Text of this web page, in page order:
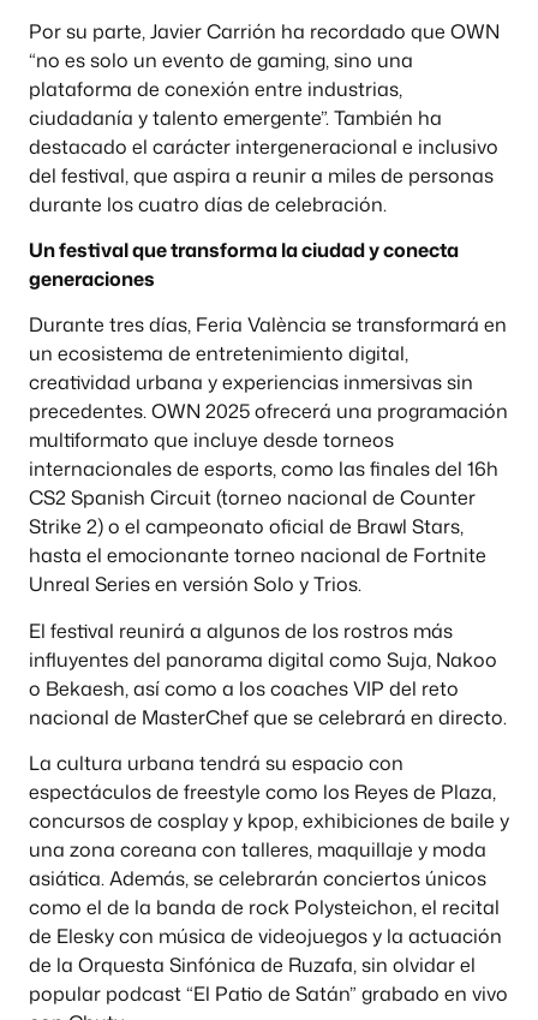
Por su parte, Javier Carrión ha recordado que OWN
“no es solo un evento de gaming, sino una
plataforma de conexión entre industrias,
ciudadanía y talento emergente”. También ha
destacado el carácter intergeneracional e inclusivo
del festival, que aspira a reunir a miles de personas
durante los cuatro días de celebración.
Un festival que transforma la ciudad y conecta
generaciones
Durante tres días, Feria València se transformará en
un ecosistema de entretenimiento digital,
creatividad urbana y experiencias inmersivas sin
precedentes. OWN 2025 ofrecerá una programación
multiformato que incluye desde torneos
internacionales de esports, como las finales del 16h
CS2 Spanish Circuit (torneo nacional de Counter
Strike 2) o el campeonato oficial de Brawl Stars,
hasta el emocionante torneo nacional de Fortnite
Unreal Series en versión Solo y Trios.
El festival reunirá a algunos de los rostros más
influyentes del panorama digital como Suja, Nakoo
o Bekaesh, así como a los coaches VIP del reto
nacional de MasterChef que se celebrará en directo.
La cultura urbana tendrá su espacio con
espectáculos de freestyle como los Reyes de Plaza,
concursos de cosplay y kpop, exhibiciones de baile y
una zona coreana con talleres, maquillaje y moda
asiática. Además, se celebrarán conciertos únicos
como el de la banda de rock Polysteichon, el recital
de Elesky con música de videojuegos y la actuación
de la Orquesta Sinfónica de Ruzafa, sin olvidar el
popular podcast “El Patio de Satán” grabado en vivo